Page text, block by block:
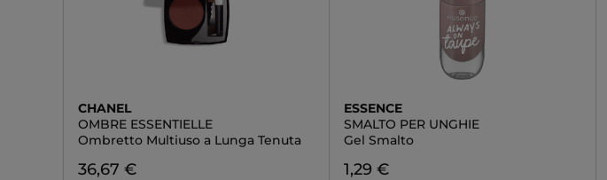
CHANEL
OMBRE ESSENTIELLE
Ombretto Multiuso a Lunga Tenuta
36,67 €
ESSENCE
SMALTO PER UNGHIE
Gel Smalto
1,29 €